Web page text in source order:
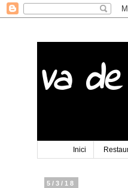
Va
Inici
5/3/18